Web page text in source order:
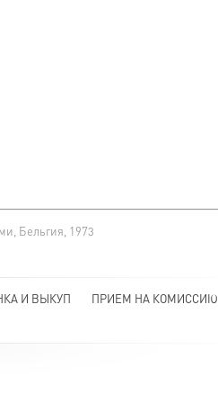
Бельгия, 1973
И ВЫКУП
ПРИЕМ НА КОМИССИЮ